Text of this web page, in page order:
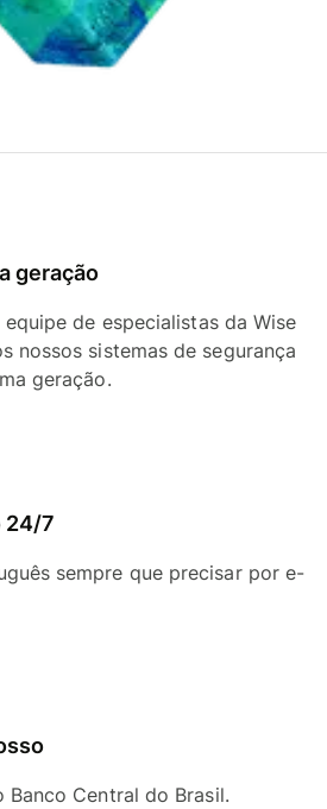
geração
de especialistas da Wise
nossos sistemas de segurança
geração.
24/7
sempre que precisar por e-
Banco Central do Brasil.